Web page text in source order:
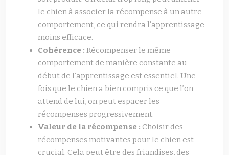
le chien à associer la récompense à un autre
comportement, ce qui rendra l’apprentissage
moins efficace.
Cohérence : Récompenser le même
comportement de manière constante au
début de l’apprentissage est essentiel. Une
fois que le chien a bien compris ce que l’on
attend de lui, on peut espacer les
récompenses progressivement.
Valeur de la récompense : Choisir des
récompenses motivantes pour le chien est
crucial. Cela peut être des friandises, des